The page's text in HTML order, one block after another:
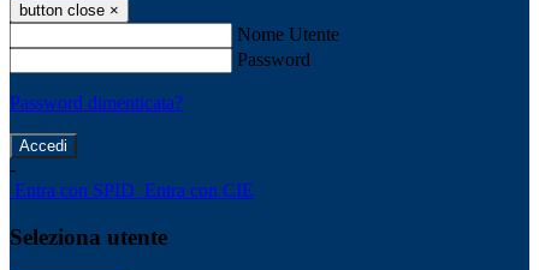
button close ×
Nome Utente
Password
Password dimenticata?
-
Entra con SPID Entra con CIE
Seleziona utente